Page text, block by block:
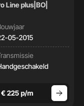
Line plus|BO|
05-2015
€ 225 p/m